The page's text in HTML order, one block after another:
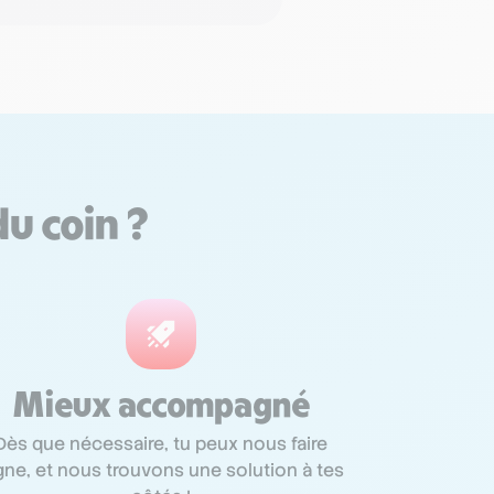
coin ?
Mieux accompagné
que nécessaire, tu peux nous faire
et nous trouvons une solution à tes